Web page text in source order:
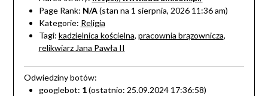
Page Rank: N/A(stan na 1 sierpnia, 2026 11:36 am)
Kategorie: Religia
Tagi: kadzielnica kościelna, pracownia brązownicza,
relikwiarz Jana Pawła II
Odwiedziny botów:
googlebot: 1(ostatnio: 25.09.2024 17:36:58)